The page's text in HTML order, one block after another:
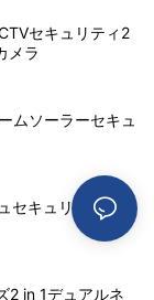
セキュリティ2
メラ
ムソーラーセキュ
セキュリティソー
2 in 1デュアルネ